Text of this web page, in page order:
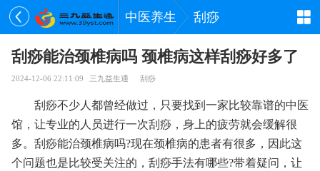
中医养生 刮痧
刮痧能治颈椎病吗 颈椎病这样刮痧好多了
2024-12-06 22:11:09 三九益生通 刮痧
刮痧不少人都曾经做过，只要找到一家比较靠谱的中医
馆，让专业的人员进行一次刮痧，身上的疲劳就会缓解很
多。刮痧能治颈椎病吗?现在颈椎病的患者有很多，因此这
个问题也是比较受关注的，刮痧手法有哪些?带着疑问，让